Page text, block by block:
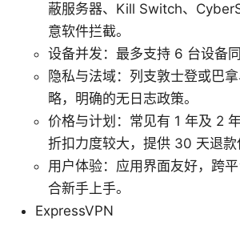
蔽服务器、Kill Switch、
意软件拦截。
设备并发：最多支持 6 台设备同
隐私与法域：列支敦士登或巴
略，明确的无日志政策。
价格与计划：常见有 1 年及 2
折扣力度较大，提供 30 天退款
用户体验：应用界面友好，跨
合新手上手。
ExpressVPN